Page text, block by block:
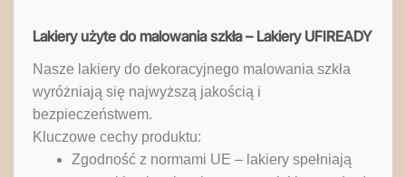
Lakiery użyte do malowania szkła – Lakiery UFIREADY
Nasze lakiery do dekoracyjnego malowania szkła
wyróżniają się najwyższą jakością i
bezpieczeństwem.
Kluczowe cechy produktu:
Zgodność z normami UE – lakiery spełniają